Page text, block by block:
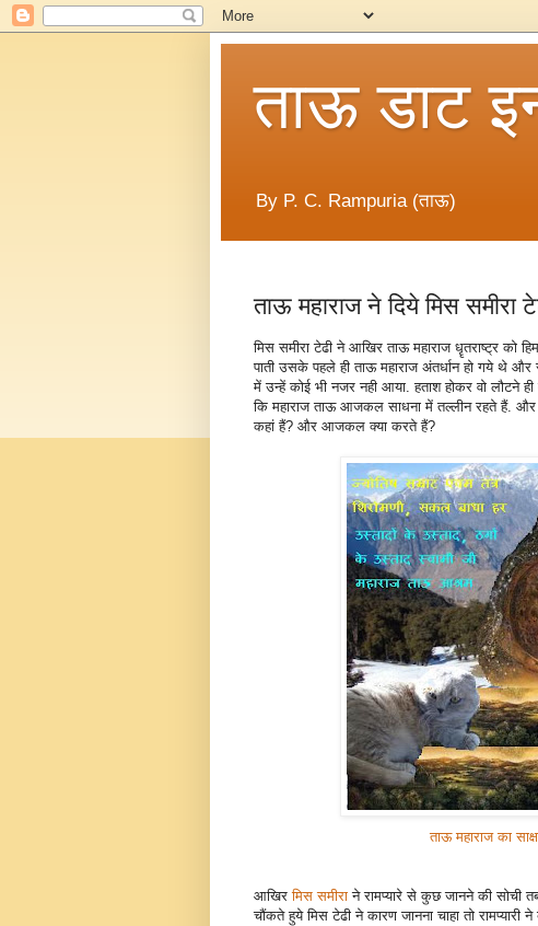
ताऊ डाट
By P. C. Rampuria (ताऊ)
ताऊ महाराज ने दिये मिस समीरा
मिस समीरा टेढी ने आखिर ताऊ महाराज धॄतराष्ट्र को
पाती उसके पहले ही ताऊ महाराज अंतर्धान हो गये थे और
में उन्हें कोई भी नजर नही आया. हताश होकर वो लौटने ही
कि महाराज ताऊ आजकल साधना में तल्लीन रहते हैं. और
कहां हैं? और आजकल क्या करते हैं?
ताऊ महाराज का
आखिरमिस समीरा ने रामप्यारे से कुछ जानने की सोची
चौंकते हुये मिस टेढी ने कारण जानना चाहा तो रामप्यारी ने